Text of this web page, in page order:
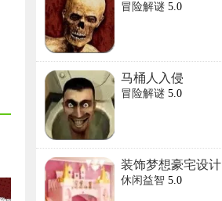
冒险解谜 5.0
马桶人入侵
冒险解谜 5.0
装饰梦想豪宅设计
休闲益智 5.0